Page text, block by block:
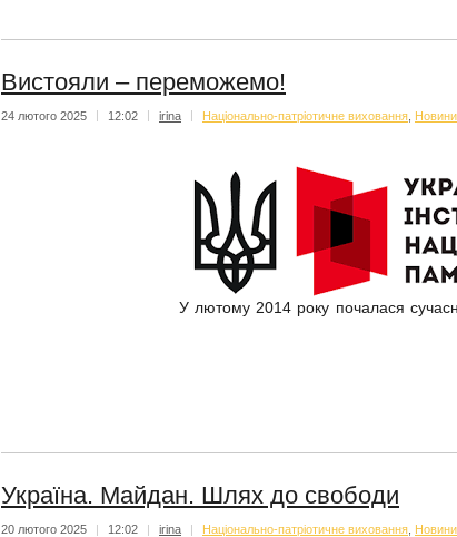
Вистояли – переможемо!
24 лютого 2025 12:02 irina Національно-патріотичне виховання Новини
У лютому 2014 року почалася
Україна. Майдан. Шлях до свободи
20 лютого 2025 | 12:02 | irina | Національно-патріотичне виховання Новини